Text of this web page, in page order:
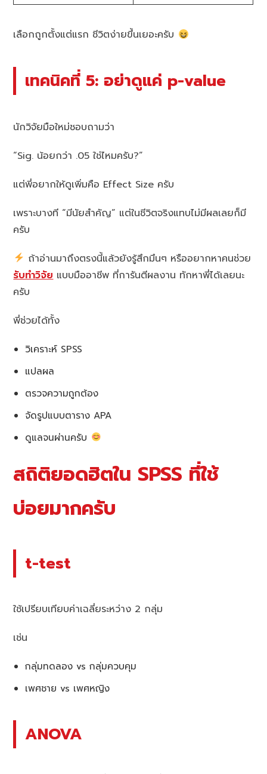
เลือกถูกตั้งแต่แรก ชีวิตง่ายขึ้นเยอะครับ
เทคนิคที่ 5: อย่าดูแค่ p-value
นักวิจัยมือใหม่ชอบถามว่า
“Sig. น้อยกว่า .05 ใช่ไหมครับ?”
แต่พี่อยากให้ดูเพิ่มคือ Effect Size ครับ
เพราะบางที “มีนัยสำคัญ” แต่ในชีวิตจริงแทบไม่มีผลเลยก็มี
ครับ
ถ้าอ่านมาถึงตรงนี้แล้วยังรู้สึกมึนๆ หรืออยากหาคนช่วย
รับทำวิจัยแบบมืออาชีพ ที่การันตีผลงาน ทักหาพี่ได้เลยนะ
ครับ
พี่ช่วยได้ทั้ง
วิเคราะห์ SPSS
แปลผล
ตรวจความถูกต้อง
จัดรูปแบบตาราง APA
ดูแลจนผ่านครับ
สถิติยอดฮิตใน SPSS ที่ใช้
บ่อยมากครับ
t-test
ใช้เปรียบเทียบค่าเฉลี่ยระหว่าง 2 กลุ่ม
เช่น
กลุ่มทดลอง vs กลุ่มควบคุม
เพศชาย vs เพศหญิง
ANOVA